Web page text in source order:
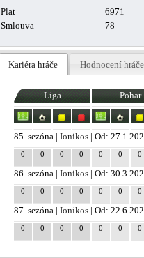
Plat
6971
Smlouva
78
Kariéra hráče Hodnocení hráče
Liga Pohar
85. sezóna |Ionikos | Od:
0 0 0 0 0 0 0
86. sezóna |Ionikos | Od:
0 0 0 0 0 0 0
87. sezóna |Ionikos | Od:
0 0 0 0 0 0 0